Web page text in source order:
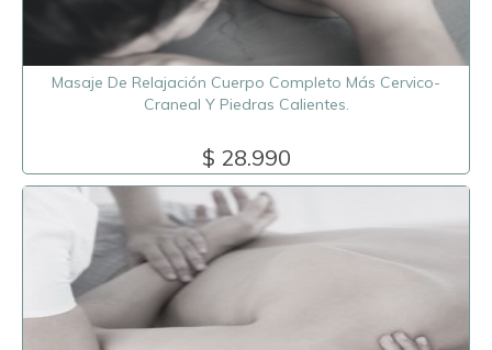
Masaje De Relajación Cuerpo Completo Más Cervico-
Craneal Y Piedras Calientes.
$ 28.990